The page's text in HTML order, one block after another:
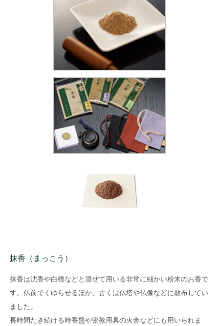
抹香（まっこう）
抹香は沈香や白檀などと混ぜて用いる非常に細かい粉末のお香で
す。仏前でくゆらせるほか、古くは仏塔や仏像などに散布してい
ました。
長時間たき続ける時香盤や密教用具の火舎などにも用いられま